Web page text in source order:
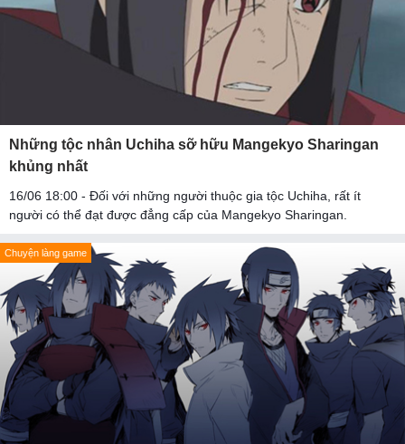
Những tộc nhân Uchiha sỡ hữu Mangekyo Sharingan
khủng nhất
16/06 18:00 - Đối với những người thuộc gia tộc Uchiha, rất ít
người có thể đạt được đẳng cấp của Mangekyo Sharingan.
Chuyện làng game